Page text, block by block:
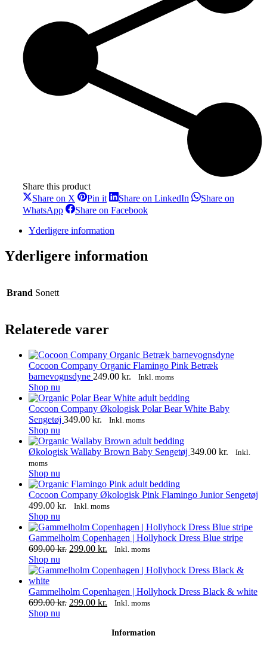
Share this product
Share on X Share
on
X
Pin itShare
on
Pinterest
Share on LinkedIn ShareShare on
WhatsAppShare
WhatsApp
Share on FacebookShare
Yderligere information
Yderligere information
Brand Sonett
Relaterede varer
Cocoon Company Organic Flamingo Pink Betræk
barnevognsdyne 249.00 kr. Inkl. moms
Shop nu
Cocoon Company Økologisk Polar Bear White Baby
Sengetøj 349.00 kr. Inkl. moms
Shop nu
Økologisk Wallaby Brown Baby Sengetøj 349.00 kr.
Inkl.
moms
Shop nu
Cocoon Company Økologisk Pink Flamingo Junior Sengetøj
499.00 kr. Inkl. moms
Shop nu
Gammelholm Copenhagen | Hollyhock Dress Blue stripe
699.00kr. Den
pris
699.00 kr..
299.00 kr. Den
pris
299.00 kr..
Inkl. moms
Shop nu
vare
flere
varianter.
Gammelholm Copenhagen | Hollyhock Dress Black & white
699.00kr. Den
299.00 kr. Den
er:
Inkl. moms
Shop nu
Information